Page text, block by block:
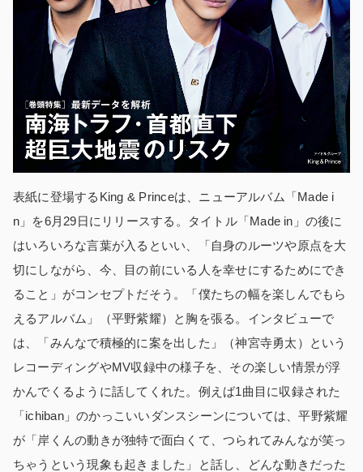
表紙に登場するKing & Princeは、ニューアルバム「Made i
n」を6月29日にリリースする。タイトル「Made in」の後に
はいろいろな言葉が入るといい、「自身のルーツや原点を大
切にしながら、今、目の前にいる人を幸せにするためにでき
ること」がコンセプトだそう。「僕たちの幅を楽しんでもら
えるアルバム」（平野紫耀）と胸を張る。インタビューで
は、「みんなで積極的に案を出した」（神宮寺勇太）という
レコーディングやMV収録中の様子を、その楽しい情景が浮
かんでくるように話してくれた。例えば1曲目に収録された
「ichiban」のかっこいいダンスシーンについては、平野紫耀
が「岸くんの動きが独特で面白くて、つられてみんなが笑っ
ちゃうという現象も起きました」と話し、どんな動きだった